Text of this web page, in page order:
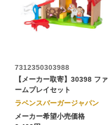
7312350303988
【メーカー取寄】30398 ファ
ームプレイセット
ラベンスバーガージャパン
メーカー希望小売価格